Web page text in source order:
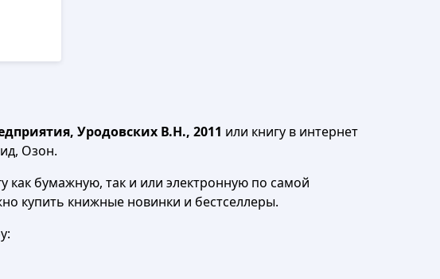
Уродовских В.Н., 2011 или книгу в интернет
Озон.
как бумажную, так и или электронную по самой
купить книжные новинки и бестселлеры.